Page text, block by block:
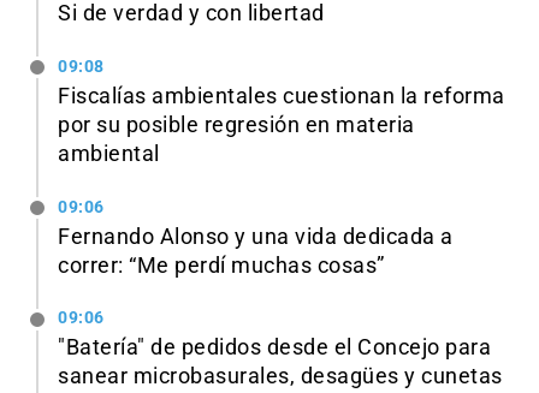
Si de verdad y con libertad
09:08
Fiscalías ambientales cuestionan la reforma
por su posible regresión en materia
ambiental
09:06
Fernando Alonso y una vida dedicada a
correr: “Me perdí muchas cosas”
09:06
"Batería" de pedidos desde el Concejo para
sanear microbasurales, desagües y cunetas